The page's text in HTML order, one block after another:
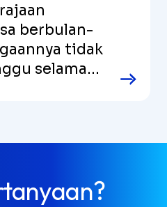
berbulan-
tidak
selama